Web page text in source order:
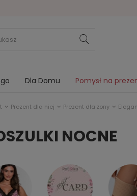
Dla Domu Pomysł na
Prezent dla niej Prezent dla żony
NOCNE